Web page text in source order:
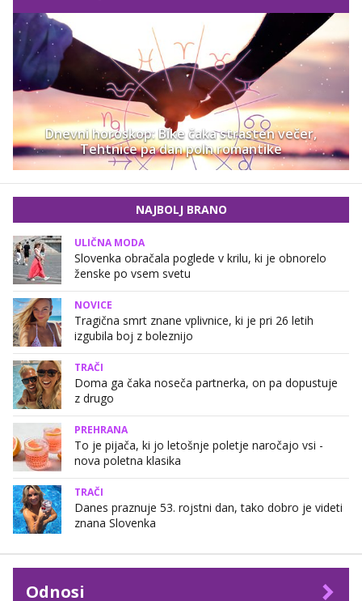
Dnevni horoskop: Bike čaka strasten večer,
Tehtnice pa dan poln romantike
NAJBOLJ BRANO
ULIČNA MODA
Slovenka obračala poglede v krilu, ki je obnorelo
ženske po vsem svetu
NOVICE
Tragična smrt znane vplivnice, ki je pri 26 letih
izgubila boj z boleznijo
TRAČI
Doma ga čaka noseča partnerka, on pa dopustuje
z drugo
PREHRANA
To je pijača, ki jo letošnje poletje naročajo vsi -
nova poletna klasika
TRAČI
Danes praznuje 53. rojstni dan, tako dobro je videti
znana Slovenka
Odnosi